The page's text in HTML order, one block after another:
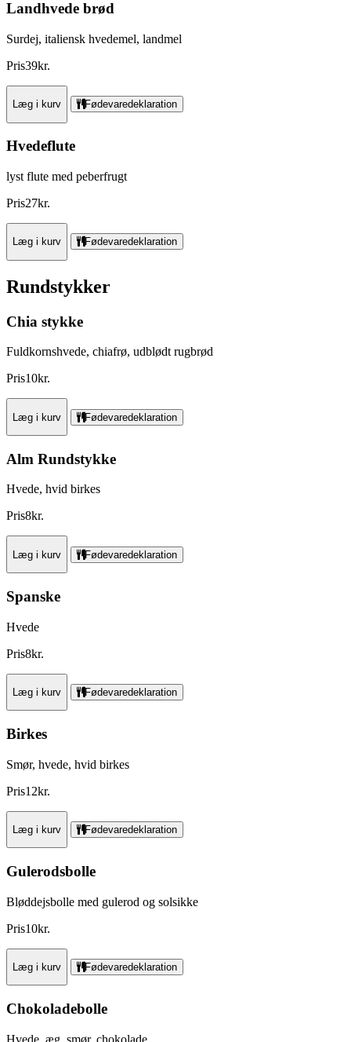
Landhvede brød
Surdej, italiensk hvedemel, landmel
Pris39kr.
Læg i kurv Fødevaredeklaration
Hvedeflute
lyst flute med peberfrugt
Pris27kr.
Læg i kurv Fødevaredeklaration
Rundstykker
Chia stykke
Fuldkornshvede, chiafrø, udblødt rugbrød
Pris10kr.
Læg i kurv Fødevaredeklaration
Alm Rundstykke
Hvede, hvid birkes
Pris8kr.
Læg i kurv Fødevaredeklaration
Spanske
Hvede
Pris8kr.
Læg i kurv Fødevaredeklaration
Birkes
Smør, hvede, hvid birkes
Pris12kr.
Læg i kurv Fødevaredeklaration
Gulerodsbolle
Bløddejsbolle med gulerod og solsikke
Pris10kr.
Læg i kurv Fødevaredeklaration
Chokoladebolle
Hvede, æg, smør, chokolade